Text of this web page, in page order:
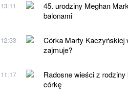
13:11
45. urodziny Meghan
balonami
12:33
Córka Marty Kaczyńskiej
zajmuje?
11:17
Radosne wieści z
córkę